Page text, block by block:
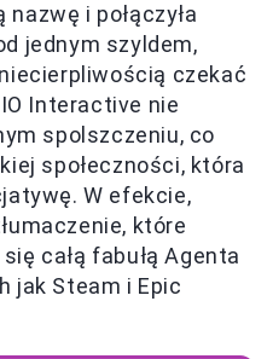
i połączyła
jednym szyldem,
czekać
Interactive nie
spolszczeniu, co
społeczności, która
W efekcie,
które
całą fabułą Agenta
jak Steam i Epic